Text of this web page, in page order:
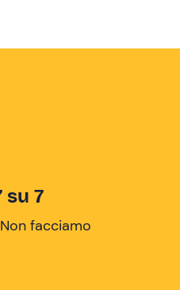
su 7
facciamo